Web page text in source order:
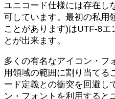
ユニコード仕様には存在し
可しています。最初の私用
ことがあります)はUTF-8エ
とが出来ます。
多くの有名なアイコン・フ
用領域の範囲に割り当てる
ード定義との衝突を回避し
ン・フォントを利用すると